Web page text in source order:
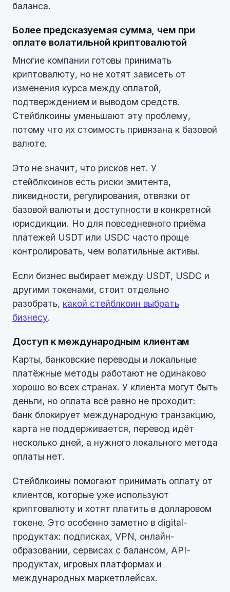
баланса.
Более предсказуемая сумма, чем при
оплате волатильной криптовалютой
Многие компании готовы принимать
криптовалюту, но не хотят зависеть от
изменения курса между оплатой,
подтверждением и выводом средств.
Стейблкоины уменьшают эту проблему,
потому что их стоимость привязана к базовой
валюте.
Это не значит, что рисков нет. У
стейблкоинов есть риски эмитента,
ликвидности, регулирования, отвязки от
базовой валюты и доступности в конкретной
юрисдикции. Но для повседневного приёма
платежей USDT или USDC часто проще
контролировать, чем волатильные активы.
Если бизнес выбирает между USDT, USDC и
другими токенами, стоит отдельно
разобрать, какой стейблкоин выбрать
бизнесу.
Доступ к международным клиентам
Карты, банковские переводы и локальные
платёжные методы работают не одинаково
хорошо во всех странах. У клиента могут быть
деньги, но оплата всё равно не проходит:
банк блокирует международную транзакцию,
карта не поддерживается, перевод идёт
несколько дней, а нужного локального метода
оплаты нет.
Стейблкоины помогают принимать оплату от
клиентов, которые уже используют
криптовалюту и хотят платить в долларовом
токене. Это особенно заметно в digital-
продуктах: подписках, VPN, онлайн-
образовании, сервисах с балансом, API-
продуктах, игровых платформах и
международных маркетплейсах.